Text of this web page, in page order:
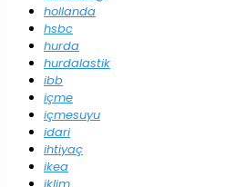
hollanda
hsbc
hurda
hurdalastik
ibb
içme
içmesuyu
idari
ihtiyaç
ikea